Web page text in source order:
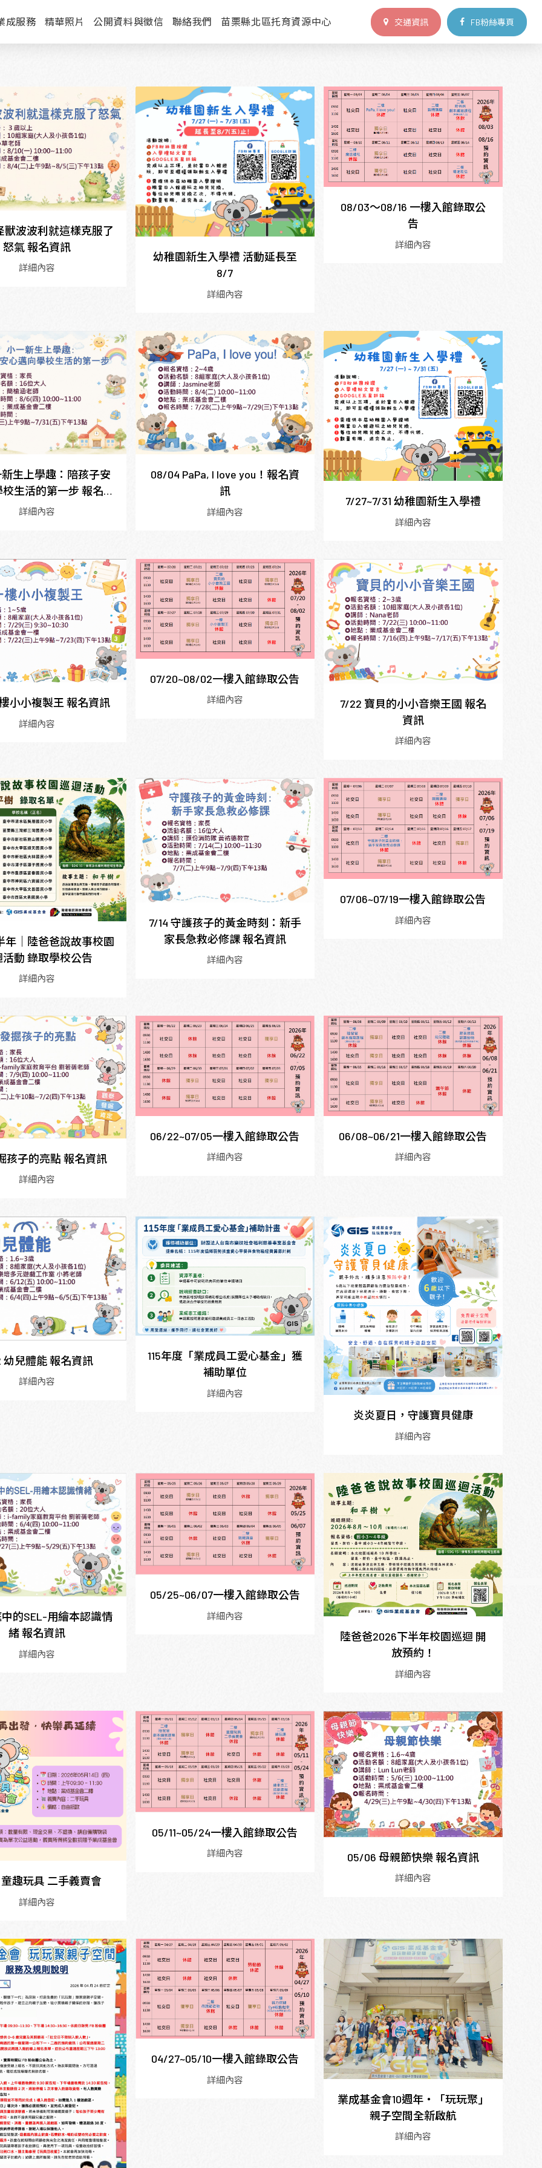
成服務 精華照片 公開資料與徵信 聯絡我們 苗栗縣北區托育資源中心 交通資訊 FB粉絲專頁
獸波波利就這樣克服了
怒氣 報名資訊
詳細內容
幼稚園新生入學禮 活動延長至
8/7
詳細內容
08/03～08/16 一樓入館錄取公
告
詳細內容
生上學趣：陪孩子安
生活的第一步 報名資
訊
詳細內容
08/04 PaPa, I love you！報名資
訊
詳細內容
7/27~7/31 幼稚園新生入學禮
詳細內容
小小複製王 報名資訊
詳細內容
07/20~08/02一樓入館錄取公告
詳細內容
7/22 寶貝的小小音樂王國 報名
資訊
詳細內容
年｜陸爸爸說故事校園
活動 錄取學校公告
詳細內容
7/14 守護孩子的黃金時刻：新手
家長急救必修課 報名資訊
詳細內容
07/06~07/19一樓入館錄取公告
詳細內容
孩子的亮點 報名資訊
詳細內容
06/22~07/05一樓入館錄取公告
詳細內容
06/08~06/21一樓入館錄取公告
詳細內容
幼兒體能 報名資訊
詳細內容
115年度「業成員工愛心基金」獲
補助單位
詳細內容
炎炎夏日，守護寶貝健康
詳細內容
的SEL-用繪本認識情
緒 報名資訊
詳細內容
05/25~06/07一樓入館錄取公告
詳細內容
陸爸爸2026下半年校園巡迴 開
放預約！
詳細內容
趣玩具 二手義賣會
詳細內容
05/11~05/24一樓入館錄取公告
詳細內容 05/06 母親節快樂 報名資訊
詳細內容
04/27~05/10一樓入館錄取公告
詳細內容
業成基金會10週年・「玩玩聚」
親子空間全新啟航
詳細內容